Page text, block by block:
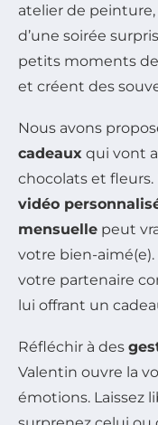
atelier de peinture,
d’une soirée
petits moments
et créent des
Nous avons
cadeaux qui vont
chocolats et fleurs.
vidéo
mensuelle peut
votre bien-
votre partenaire
lui offrant un
Réfléchir à des
Valentin ouvre la
émotions. Laissez